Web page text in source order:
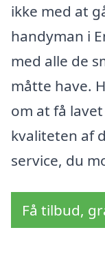
ikke med at
handyman i
med alle de
måtte have.
om at få
kvaliteten af
service, du
Få tilbud,